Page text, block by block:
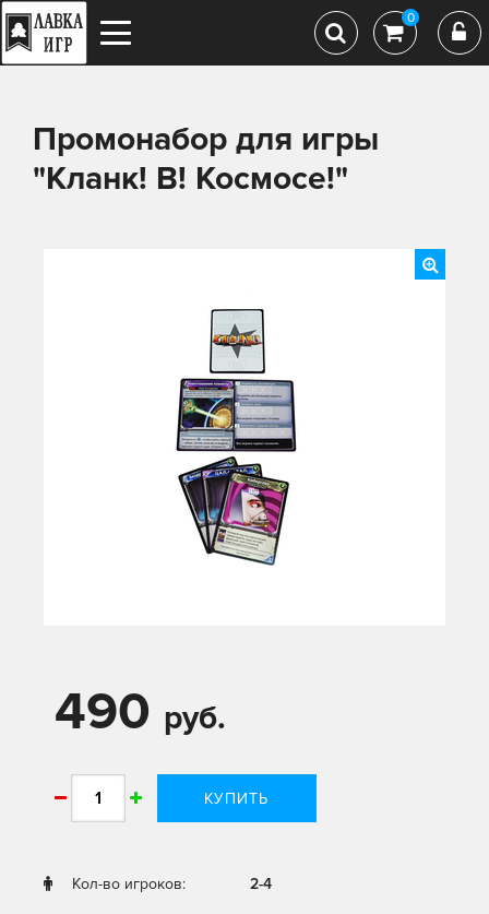
0
Промонабор для игры
"Кланк! В! Космосе!"
490 руб.
КУПИТЬ
Кол-во игроков: 2-4